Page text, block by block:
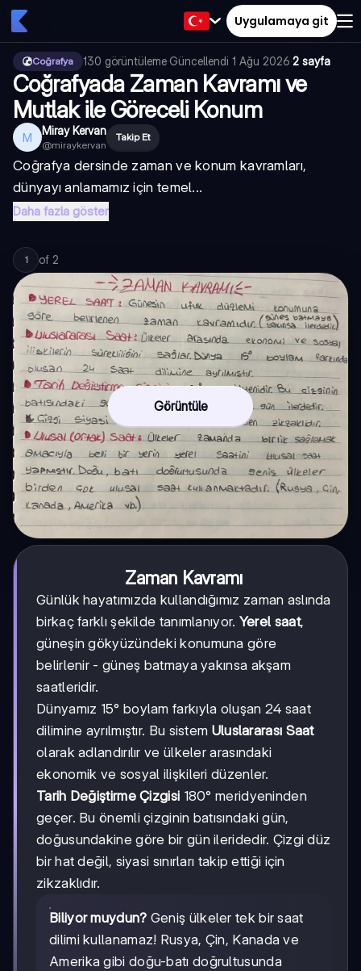
Uygulamaya git
Coğrafya 130 görüntüleme·Güncellendi 1 Ağu 2026·2 sayfa
Coğrafyada Zaman Kavramı ve
Mutlak ile Göreceli Konum
M Miray Kervan
@miraykervan
Takip Et
Coğrafya dersinde zaman ve konum kavramları,
dünyayı anlamamız için temel...
Daha fazla göster
1 of 2
Görüntüle
Zaman Kavramı
Günlük hayatımızda kullandığımız zaman aslında
birkaç farklı şekilde tanımlanıyor. Yerel saat,
güneşin gökyüzündeki konumuna göre
belirlenir - güneş batmaya yakınsa akşam
saatleridir.
Dünyamız 15° boylam farkıyla oluşan 24 saat
dilimine ayrılmıştır. Bu sistem Uluslararası Saat
olarak adlandırılır ve ülkeler arasındaki
ekonomik ve sosyal ilişkileri düzenler.
Tarih Değiştirme Çizgisi 180° meridyeninden
geçer. Bu önemli çizginin batısındaki gün,
doğusundakine göre bir gün ileridedir. Çizgi düz
bir hat değil, siyasi sınırları takip ettiği için
zikzaklıdır.
Biliyor muydun? Geniş ülkeler tek bir saat
dilimi kullanamaz! Rusya, Çin, Kanada ve
Amerika gibi doğu-batı doğrultusunda